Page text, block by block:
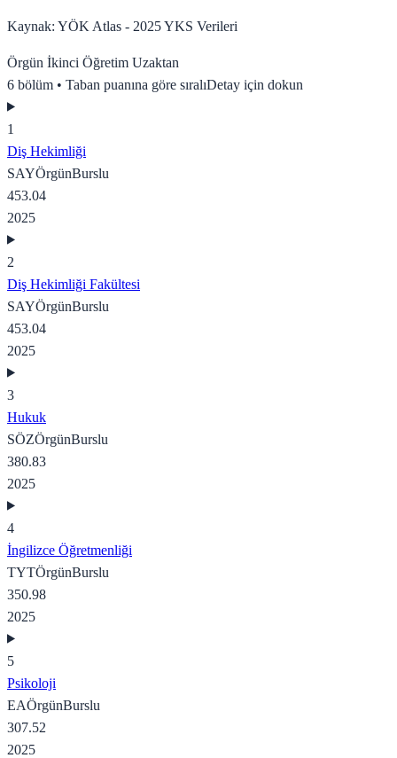
Kaynak: YÖK Atlas - 2025 YKS Verileri
Örgün İkinci Öğretim Uzaktan
6 bölüm • Taban puanına göre sıralıDetay için dokun
1
Diş Hekimliği
SAYÖrgünBurslu
453.04
2025
2
Diş Hekimliği Fakültesi
SAYÖrgünBurslu
453.04
2025
3
Hukuk
SÖZÖrgünBurslu
380.83
2025
4
İngilizce Öğretmenliği
TYTÖrgünBurslu
350.98
2025
5
Psikoloji
EAÖrgünBurslu
307.52
2025